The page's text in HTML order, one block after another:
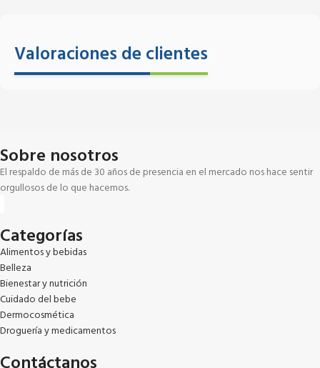
Valoraciones de clientes
Sobre nosotros
El respaldo de más de 30 años de presencia en el mercado nos hace sentir
orgullosos de lo que hacemos.
Categorías
Alimentos y bebidas
Belleza
Bienestar y nutrición
Cuidado del bebe
Dermocosmética
Droguería y medicamentos